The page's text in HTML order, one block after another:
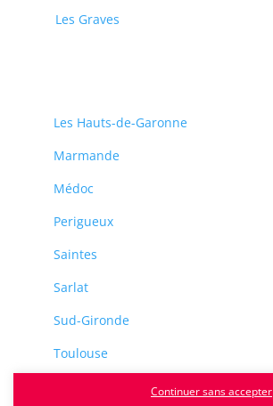
Les Graves
Les Hauts-de-Garonne
Marmande
Médoc
Perigueux
Saintes
Sarlat
Sud-Gironde
Toulouse
Continuer sans accepter